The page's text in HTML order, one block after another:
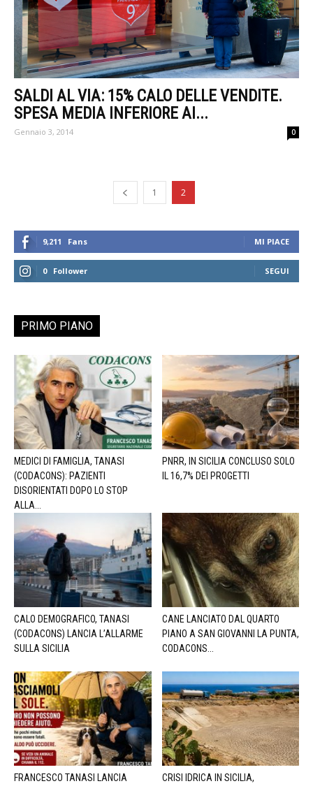
SALDI AL VIA: 15% CALO DELLE VENDITE.
SPESA MEDIA INFERIORE AI...
Gennaio 3, 2014 0
1 2
9,211 Fans MI PIACE
0 Follower SEGUI
PRIMO PIANO
MEDICI DI FAMIGLIA, TANASI
(CODACONS): PAZIENTI
DISORIENTATI DOPO LO STOP
ALLA...
PNRR, IN SICILIA CONCLUSO SOLO
IL 16,7% DEI PROGETTI
CALO DEMOGRAFICO, TANASI
(CODACONS) LANCIA L’ALLARME
SULLA SICILIA
CANE LANCIATO DAL QUARTO
PIANO A SAN GIOVANNI LA PUNTA,
CODACONS...
FRANCESCO TANASI LANCIA
CRISI IDRICA IN SICILIA,